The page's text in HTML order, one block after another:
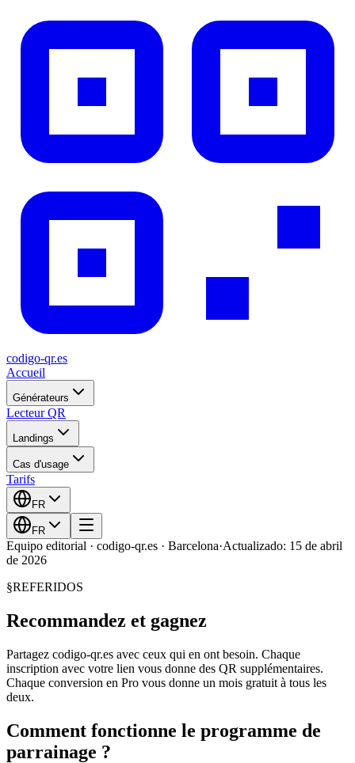
codigo-qr.es
Accueil
Générateurs
Lecteur QR
Landings
Cas d'usage
Tarifs
FR
FR
Equipo editorial · codigo-qr.es · Barcelona·Actualizado: 15 de abril
de 2026
§REFERIDOS
Recommandez et gagnez
Partagez codigo-qr.es avec ceux qui en ont besoin. Chaque
inscription avec votre lien vous donne des QR supplémentaires.
Chaque conversion en Pro vous donne un mois gratuit à tous les
deux.
Comment fonctionne le programme de
parrainage ?